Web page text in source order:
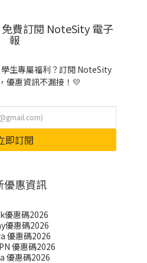
免費訂閱 NoteSity 電子
報
生專屬福利？訂閱 NoteSity
優惠資訊不漏接！💛
即訂閱
優惠資訊
優惠碼2026
優惠碼2026
優惠碼2026
優惠碼2026
優惠碼2026